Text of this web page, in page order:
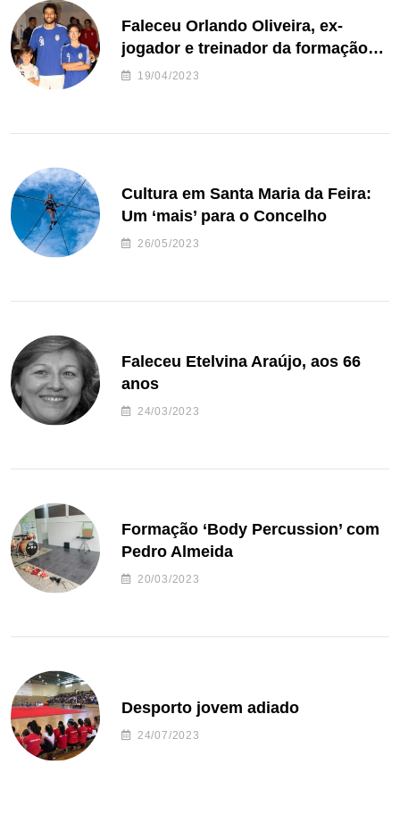
Faleceu Orlando Oliveira, ex-
jogador e treinador da formação
de andebol do Feirense
19/04/2023
Cultura em Santa Maria da Feira:
Um ‘mais’ para o Concelho
26/05/2023
Faleceu Etelvina Araújo, aos 66
anos
24/03/2023
Formação ‘Body Percussion’ com
Pedro Almeida
20/03/2023
Desporto jovem adiado
24/07/2023